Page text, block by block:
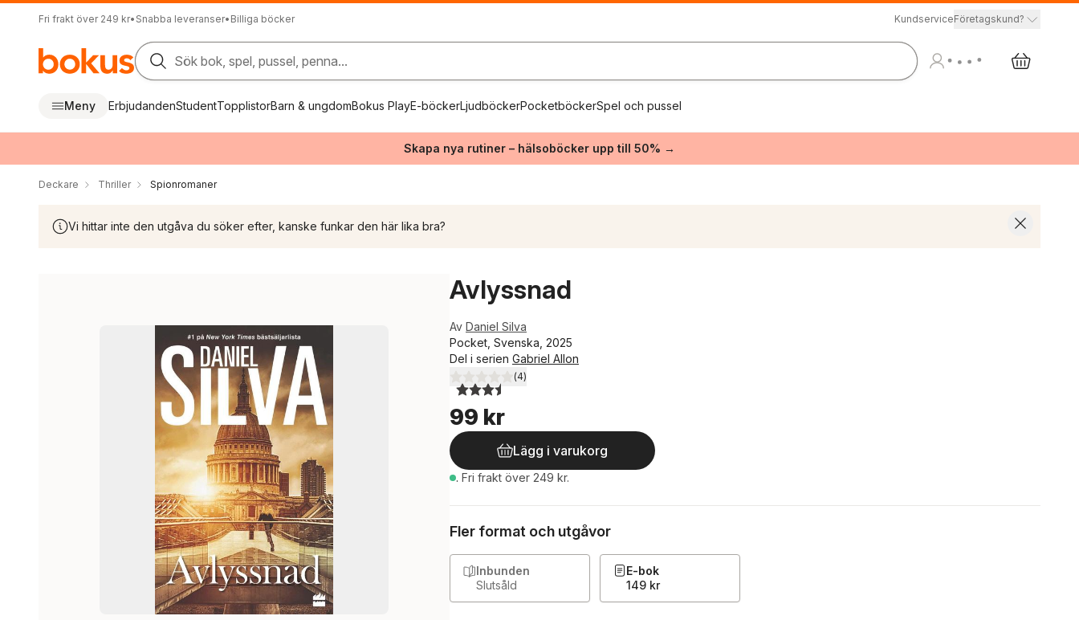
Fri frakt över 249 kr• Snabba leveranser• Billiga böcker KundserviceFöretagskund?
Sök bok, spel, pussel, penna...
Meny ErbjudandenStudentTopplistorBarn & ungdomBokus PlayE-böckerLjudböckerPocketböckerSpel och pussel
Skapa nya rutiner – hälsoböcker upp till 50% →
Deckare Thriller Spionromaner
Vi hittar inte den utgåva du söker efter, kanske funkar den här lika bra?
Avlyssnad
Av Daniel Silva
Pocket, Svenska, 2025
Del i serien Gabriel Allon
3,5utav 5 stjärnor. Totalt antal röster:
(4)
99 kr
Lägg i varukorg
. Fri frakt över 249 kr.
Fler format och utgåvor
Inbunden
Slutsåld
E-bok
149 kr